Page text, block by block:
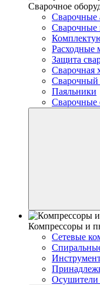
Сварочное
Сварочные
Сварочные
Расходные
Защита
Сварочная
Сварочный
Паяльники
Сварочные
Компрессоры и
Сетевые
Осушители